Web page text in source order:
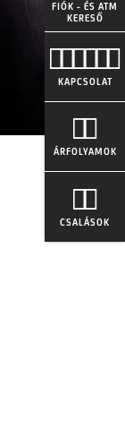
FIÓK - ÉS ATM
KERESŐ
KAPCSOLAT
ÁRFOLYAMOK
CSALÁSOK